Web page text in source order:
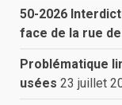
50-2026
face de la rue
Problématique
usées 23 juillet